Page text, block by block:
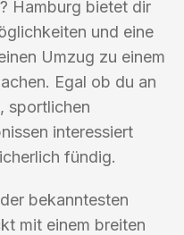
Hamburg bietet dir
und eine
Umzug zu einem
Egal ob du an
sportlichen
interessiert
fündig.
bekanntesten
mit einem breiten